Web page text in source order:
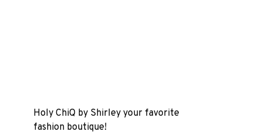
Holy ChiQ by Shirley your favorite
fashion boutique!